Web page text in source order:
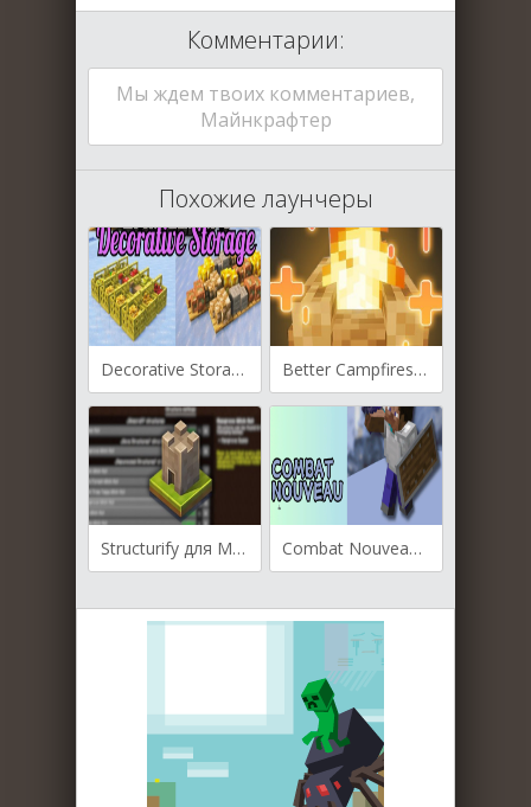
Комментарии:
Мы ждем твоих комментариев,
Майнкрафтер
Похожие лаунчеры
Decorative Storage для Майнкрафт [1.21.4, 1.21.1, 1.20.4] Better Campfires для Майнкрафт [1.20.1, 1.20]
Structurify для Майнкрафт [1.21.1, 1.21, 1.20.1] Combat Nouveau для Майнкрафт [1.20.4, 1.20.1, 1.18.2]